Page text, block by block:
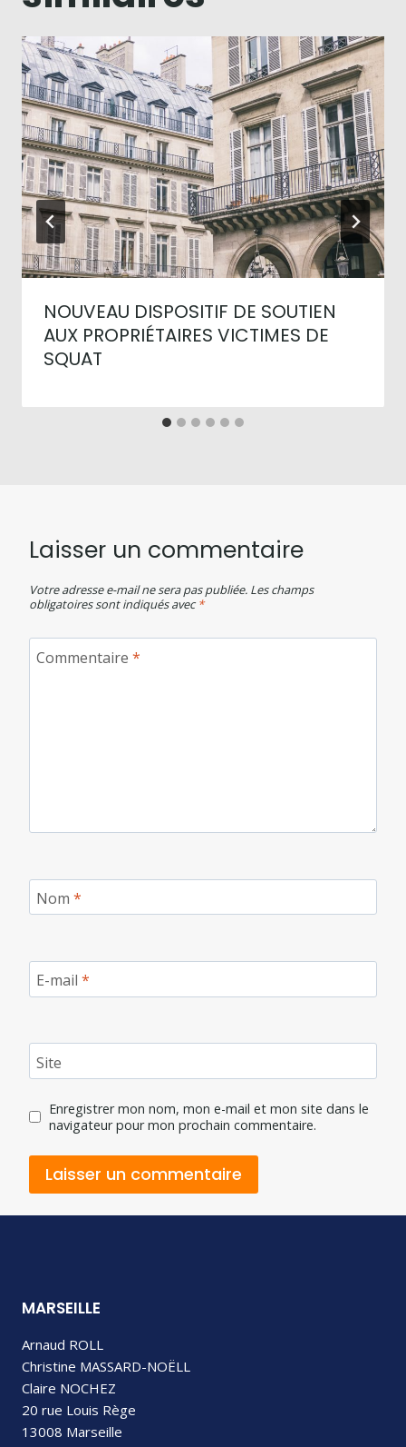
NOUVEAU DISPOSITIF DE SOUTIEN
AUX PROPRIÉTAIRES VICTIMES DE
SQUAT
Laisser un commentaire
Votre adresse e-mail ne sera pas publiée. Les champs
obligatoires sont indiqués avec*
Commentaire *
Nom *
E-mail *
Site
Enregistrer mon nom, mon e-mail et mon site dans le
navigateur pour mon prochain commentaire.
MARSEILLE
Arnaud ROLL
Christine MASSARD-NOËLL
Claire NOCHEZ
20 rue Louis Rège
13008 Marseille